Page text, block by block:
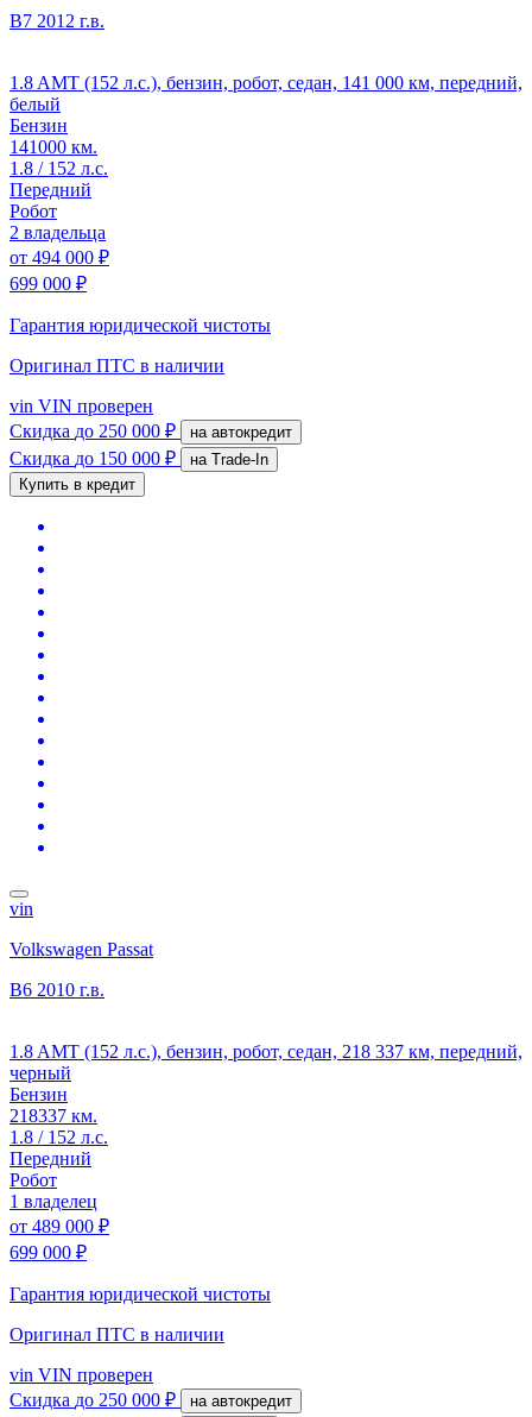
B7 2012 г.в.
1.8 AMT (152 л.с.), бензин, робот, седан, 141 000 км, передний,
белый
Бензин
141000 км.
1.8 / 152 л.с.
Передний
Робот
2 владельца
от 494 000 ₽
699 000 ₽
Гарантия юридической чистоты
Оригинал ПТС в наличии
vin VIN проверен
Скидка до 250 000 ₽ на автокредит
Скидка до 150 000 ₽
на Trade-In
Купить в кредит
vin
Volkswagen Passat
B6 2010 г.в.
1.8 AMT (152 л.с.), бензин, робот, седан, 218 337 км, передний,
черный
Бензин
218337 км.
1.8 / 152 л.с.
Передний
Робот
1 владелец
от 489 000 ₽
699 000 ₽
Гарантия юридической чистоты
Оригинал ПТС в наличии
vin VIN проверен
Скидка до 250 000 ₽ на автокредит